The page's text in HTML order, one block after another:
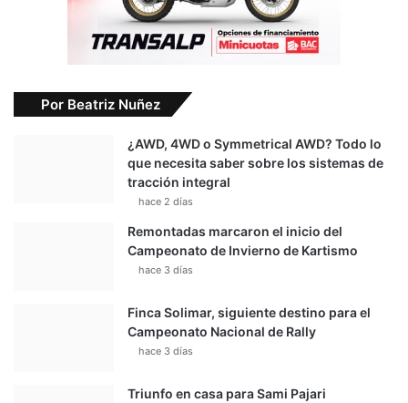
Por Beatriz Nuñez
¿AWD, 4WD o Symmetrical AWD? Todo lo
que necesita saber sobre los sistemas de
tracción integral
hace 2 días
Remontadas marcaron el inicio del
Campeonato de Invierno de Kartismo
hace 3 días
Finca Solimar, siguiente destino para el
Campeonato Nacional de Rally
hace 3 días
Triunfo en casa para Sami Pajari